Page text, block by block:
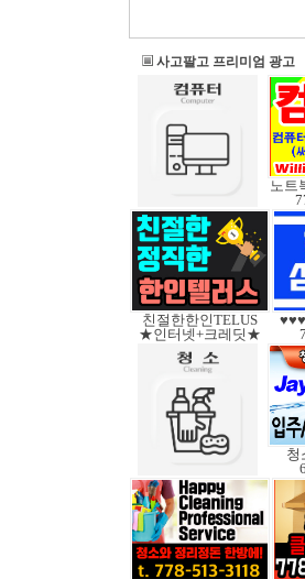
사고팔고 프리미엄 광고
친절한한인TELUS
★인터넷+크레딧★
청